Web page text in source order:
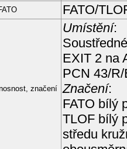
FATO/
značení
Umístění:
EXIT 2 na
PCN 43/R/
Značení:
FATO bílý
TLOF bílý
středu